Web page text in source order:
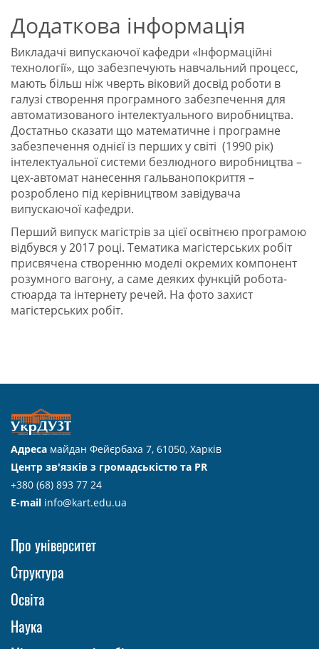
Додаткова інформація
Викладачi випускаючої кафедри «Iнформацiйнi
технологiї», що забезпечують навчальний процесс,
мають бiльш нiж чверть вiковий досвiд роботи в
галузi створення програмного забезпечення для
автоматизованого iнтелектуального виробництва.
Достатньо сказати що математичне i програмне
забезпечення однiєї iз перших у свiтi (1990 рiк)
iнтелектуальної системи безлюдного виробництва –
цех-автомат нанесення гальванопокриття –
розроблено пiд керiвництвом завiдувача
випускаючої кафедри.
Перший випуск магістрів за цієї освітнєю програмою
відбувся у 2017 році. Тематика магістерських робіт
присвячена створенню моделі окремих компонент
розумного вагону, а саме деяких функцій робота-
стюарда та інтернету речей. На фото захист
магістерських робіт.
Адреса майдан Фейєрбаха 7, 61050, Харків
Центр зв'язків з громадськістю та PR
+380 (68) 893 77 24
E-mail info@kart.edu.ua
Про університет
Структура
Освіта
Наука